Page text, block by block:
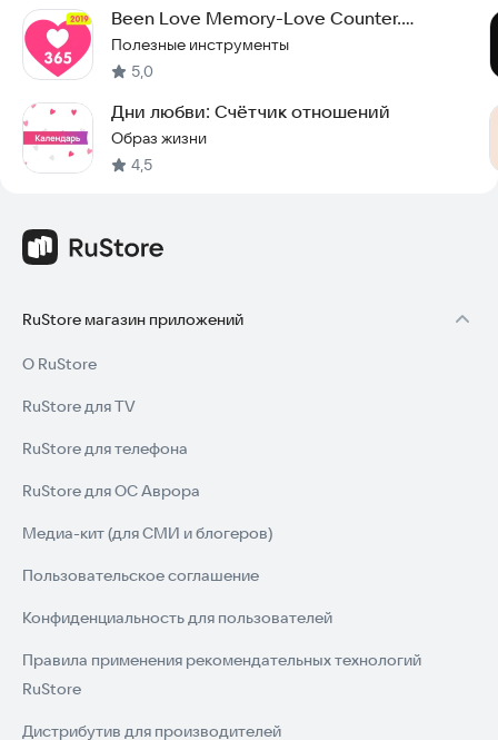
Been Love Memory-Love Counter.
Счетчик дней любви
Полезные инструменты
5,0
Дни любви: Счётчик отношений
Образ жизни
4,5
RuStore магазин приложений
О RuStore
RuStore для TV
RuStore для телефона
RuStore для ОС Аврора
Медиа-кит (для СМИ и блогеров)
Пользовательское соглашение
Конфиденциальность для пользователей
Правила применения рекомендательных технологий
RuStore
Дистрибутив для производителей